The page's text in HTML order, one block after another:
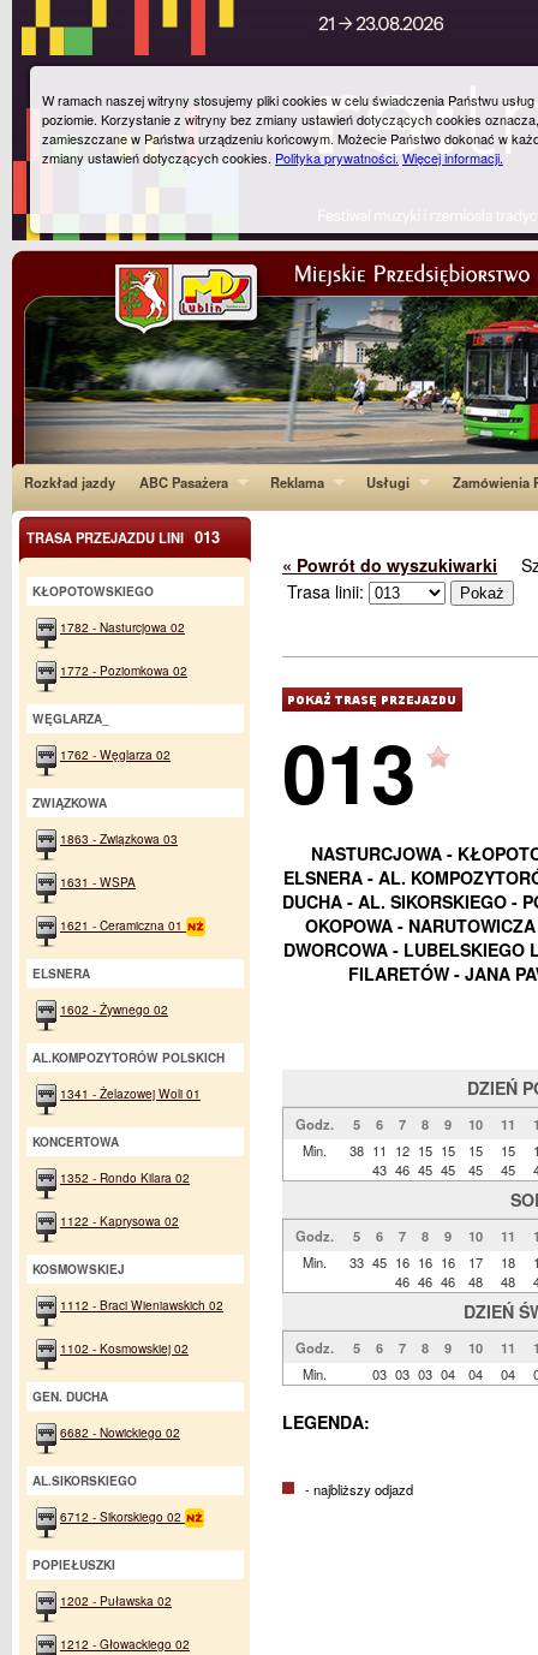
Rozkład jazdy ABC Pasażera Reklama Usługi Zamówienia
« Powrót do wyszukiwarki
Trasa linii:
013
NASTURCJOWA -
ELSNERA - AL.
DUCHA - AL. SIKORSKIEGO -
OKOPOWA -
DWORCOWA -
FILARETÓW - JANA
DZIEŃ
Godz. 5 6 7 8 9 10 11
Min.
38 11
43
12
46
15
45
15
45
15
45
15
45
Godz. 5 6 7 8 9 10 11
Min.
33 45 16
46
16
46
16
46
17
48
18
48
DZIEŃ
Godz. 5 6 7 8 9 10 11
Min.
03 03 03 04 04 04
LEGENDA:
- najbliższy odjazd
TRASA PRZEJAZDU LINI 013
KŁOPOTOWSKIEGO
1782 - Nasturcjowa 02
1772 - Poziomkowa 02
WĘGLARZA_
1762 - Węglarza 02
ZWIĄZKOWA
1863 - Związkowa 03
1631 - WSPA
1621 - Ceramiczna 01
ELSNERA
1602 - Żywnego 02
AL.KOMPOZYTORÓW POLSKICH
1341 - Żelazowej Woli 01
KONCERTOWA
1352 - Rondo Kilara 02
1122 - Kaprysowa 02
KOSMOWSKIEJ
1112 - Braci Wieniawskich 02
1102 - Kosmowskiej 02
GEN. DUCHA
6682 - Nowickiego 02
AL.SIKORSKIEGO
6712 - Sikorskiego 02
POPIEŁUSZKI
1202 - Puławska 02
1212 - Głowackiego 02
W ramach naszej witryny stosujemy pliki cookies w celu świadczenia Państwu
poziomie. Korzystanie z witryny bez zmiany ustawień dotyczących cookies
zamieszczane w Państwa urządzeniu końcowym. Możecie Państwo dokonać w
zmiany ustawień dotyczących cookies. Polityka prywatności.Więcej informacji.